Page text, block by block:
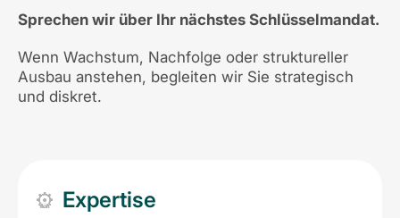
Expertise
Sprechen wir über Ihr nächstes Schlüsselmandat.
Wenn Wachstum, Nachfolge oder struktureller
Ausbau anstehen, begleiten wir Sie strategisch
und diskret.